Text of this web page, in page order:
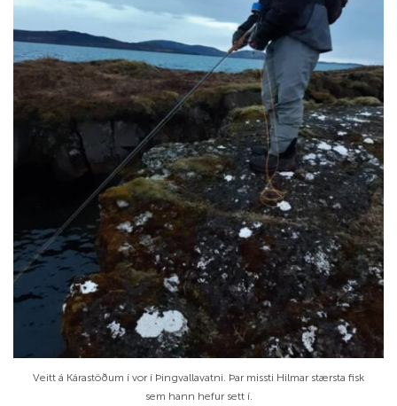
Veitt á Kára­stöðum í vor í Þing­valla­vatni. Þar missti Hilm­ar stærsta fisk
sem hann hef­ur sett í.